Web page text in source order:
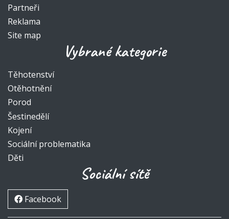
Partneři
Reklama
Site map
Vybrané kategorie
Těhotenství
Otěhotnění
Porod
Šestinedělí
Kojení
Sociální problematika
Děti
Sociální sítě
Facebook